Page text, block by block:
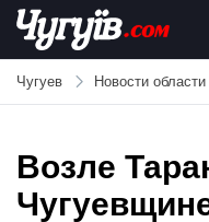
Skip
content
Chuguiv
Чугуев Новости области
Возле